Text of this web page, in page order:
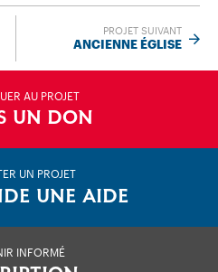
PROJET SUIVANT
ANCIENNE ÉGLISE
AU PROJET
UN DON
UN PROJET
UNE AIDE
INFORMÉ